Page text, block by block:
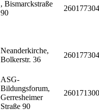
, Bismarckstraße
90
Neanderkirche,
Bolkerstr. 36
ASG-
Bildungsforum,
Gerresheimer
Straße 90